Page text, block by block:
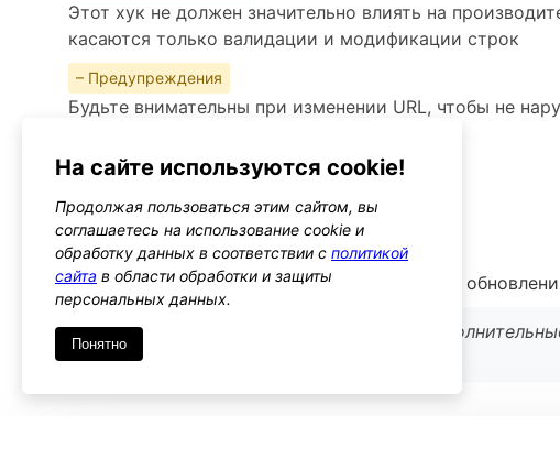
Этот хук не должен значительно влиять на
касаются только валидации и модификации строк
– Предупреждения
Будьте внимательны при изменении URL, чтобы не
Альтернативы
user_profile_update
Тип: action
Этот хук позволяет выполнять действия после
Используйте его, если нужно выполнить
сохранения URL
На сайте используются cookie!
Продолжая пользоваться этим сайтом, вы
соглашаетесь на использование cookie и
обработку данных в соответствии с политикой
сайта в области обработки и защиты
персональных данных.
Понятно